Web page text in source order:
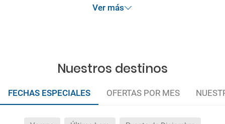
Ver más
Nuestros destinos
FECHAS ESPECIALES OFERTAS POR MES